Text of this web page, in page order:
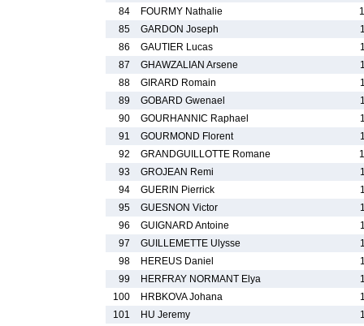
84
FOURMY Nathalie
85
GARDON Joseph
86
GAUTIER Lucas
87
GHAWZALIAN Arsene
88
GIRARD Romain
89
GOBARD Gwenael
90
GOURHANNIC Raphael
91
GOURMOND Florent
92
GRANDGUILLOTTE Romane
93
GROJEAN Remi
94
GUERIN Pierrick
95
GUESNON Victor
96
GUIGNARD Antoine
97
GUILLEMETTE Ulysse
98
HEREUS Daniel
99
HERFRAY NORMANT Elya
100
HRBKOVA Johana
101
HU Jeremy